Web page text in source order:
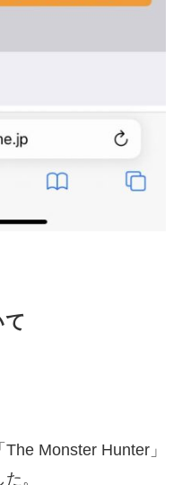
て
The Monster Hunter」
。